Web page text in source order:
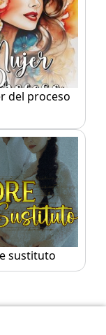
del proceso
sustituto